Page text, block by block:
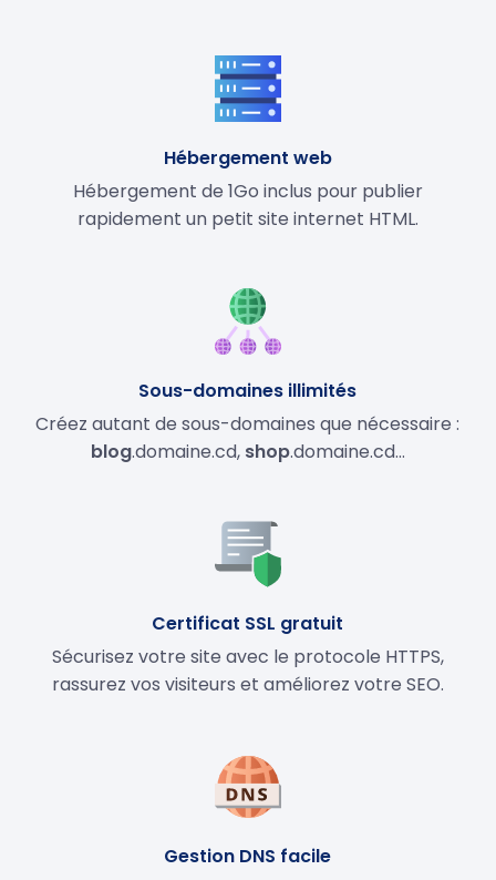
Hébergement web
Hébergement de 1Go inclus pour publier
rapidement un petit site internet HTML.
Sous-domaines illimités
Créez autant de sous-domaines que nécessaire :
blog.domaine.cd, shop.domaine.cd…
Certificat SSL gratuit
Sécurisez votre site avec le protocole HTTPS,
rassurez vos visiteurs et améliorez votre SEO.
Gestion DNS facile